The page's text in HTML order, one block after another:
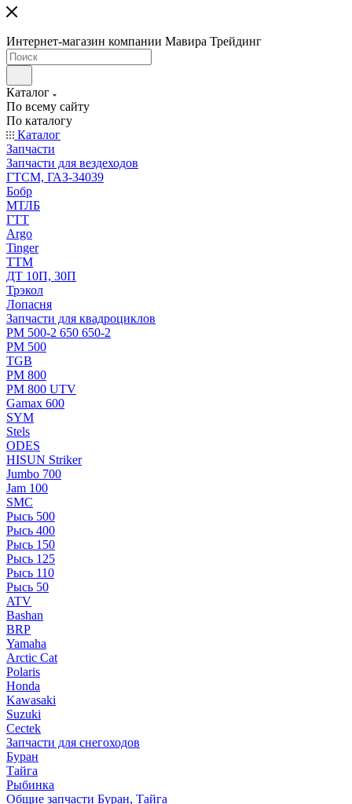
Интернет-магазин компании Мавира Трейдинг
Каталог
По всему сайту
По каталогу
Каталог
Запчасти
Запчасти для вездеходов
ГТСМ, ГАЗ-34039
Бобр
МТЛБ
ГТТ
Argo
Tinger
ТТМ
ДТ 10П, 30П
Трэкол
Лопасня
Запчасти для квадроциклов
РМ 500-2 650 650-2
РМ 500
TGB
РМ 800
РМ 800 UTV
Gamax 600
SYM
Stels
ОDЕS
HISUN Striker
Jumbo 700
Jam 100
SMC
Рысь 500
Рысь 400
Рысь 150
Рысь 125
Рысь 110
Рысь 50
ATV
Bashan
BRP
Yamaha
Arctic Cat
Polaris
Honda
Kawasaki
Suzuki
Cectek
Запчасти для снегоходов
Буран
Тайга
Рыбинка
Общие запчасти Буран, Тайга